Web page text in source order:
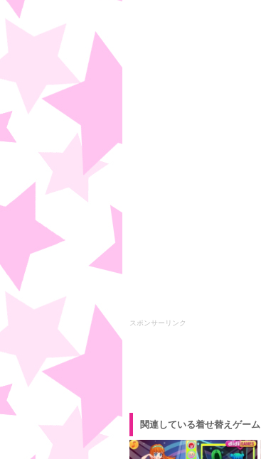
スポンサーリンク
関連している着せ替えゲーム